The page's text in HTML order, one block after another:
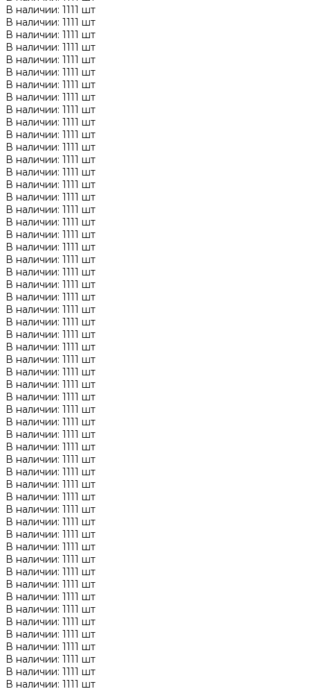
В наличии: 1111 шт
В наличии: 1111 шт
В наличии: 1111 шт
В наличии: 1111 шт
В наличии: 1111 шт
В наличии: 1111 шт
В наличии: 1111 шт
В наличии: 1111 шт
В наличии: 1111 шт
В наличии: 1111 шт
В наличии: 1111 шт
В наличии: 1111 шт
В наличии: 1111 шт
В наличии: 1111 шт
В наличии: 1111 шт
В наличии: 1111 шт
В наличии: 1111 шт
В наличии: 1111 шт
В наличии: 1111 шт
В наличии: 1111 шт
В наличии: 1111 шт
В наличии: 1111 шт
В наличии: 1111 шт
В наличии: 1111 шт
В наличии: 1111 шт
В наличии: 1111 шт
В наличии: 1111 шт
В наличии: 1111 шт
В наличии: 1111 шт
В наличии: 1111 шт
В наличии: 1111 шт
В наличии: 1111 шт
В наличии: 1111 шт
В наличии: 1111 шт
В наличии: 1111 шт
В наличии: 1111 шт
В наличии: 1111 шт
В наличии: 1111 шт
В наличии: 1111 шт
В наличии: 1111 шт
В наличии: 1111 шт
В наличии: 1111 шт
В наличии: 1111 шт
В наличии: 1111 шт
В наличии: 1111 шт
В наличии: 1111 шт
В наличии: 1111 шт
В наличии: 1111 шт
В наличии: 1111 шт
В наличии: 1111 шт
В наличии: 1111 шт
В наличии: 1111 шт
В наличии: 1111 шт
В наличии: 1111 шт
В наличии: 1111 шт